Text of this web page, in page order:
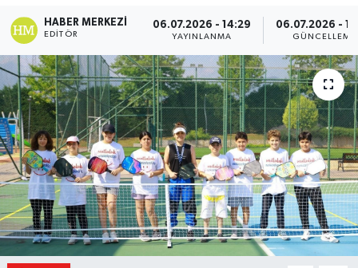
HABER MERKEZI
EDITÖR
06.07.2026 - 14:29
YAYINLANMA
06.07.2026 -
GÜNCELLEME
Özel Haber
Sağlık
Siyaset
Son Dakika
Spor